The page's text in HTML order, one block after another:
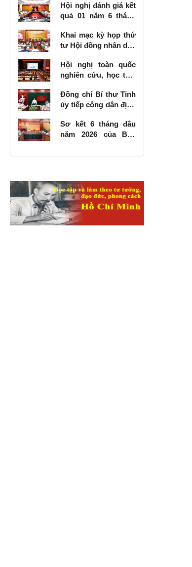
Hội nghị đánh giá kết
quả 01 năm 6 tháng
số 57-NQ/TW
Khai mạc kỳ họp thứ
tư Hội đồng nhân dân
kỳ 2026 - 2031
Hội nghị toàn quốc
nghiên cứu, học tập,
khai thực hiện Nghị
quyết số 10-NQ/TW
phát triển kinh tế có
vốn đầu tư nước
Đồng chí Bí thư Tỉnh
ủy tiếp công dân định
Sơ kết 6 tháng đầu
năm 2026 của Ban
các công trình, dự án
giao thông vận tải